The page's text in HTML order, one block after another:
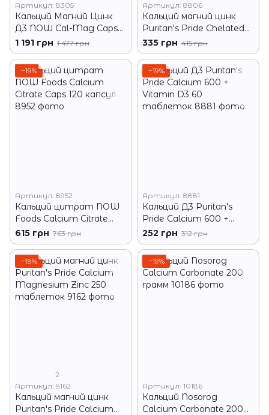
Артикул: 8305
Кальций Магний Цинк
Д3 NOW Cal-Mag Caps
240 капс
1 191 грн 1 477 грн
Артикул: 8806
Кальций магний цинк
Puritan's Pride Chelated
Calcium Magnesium Zinc
100 таб
335 грн 415 грн
−19%
Артикул: 8952
Кальций цитрат NOW
Foods Calcium Citrate
Caps 120 капсул
615 грн 763 грн
−19%
Артикул: 8881
Кальций Д3 Puritan's
Pride Calcium 600 +
Vitamin D3 60
таблеток
252 грн 312 грн
−19%
2
Артикул: 9162
Кальций магний цинк
Puritan's Pride Calcium
−19%
Артикул: 10186
Кальций Nosorog
Calcium Carbonate 200